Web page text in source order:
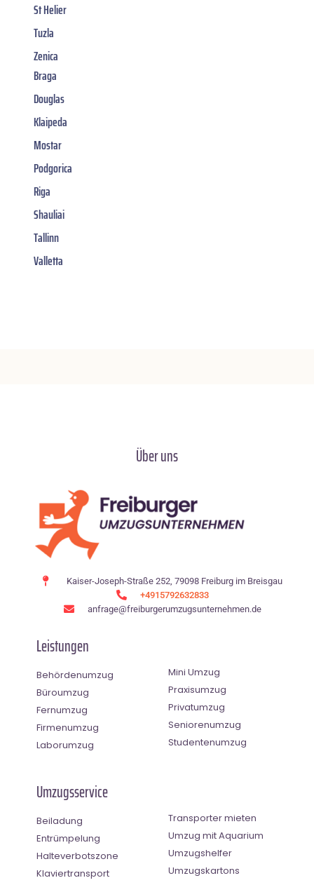
St Helier
Tuzla
Zenica
Braga
Douglas
Klaipeda
Mostar
Podgorica
Riga
Shauliai
Tallinn
Valletta
Über uns
Kaiser-Joseph-Straße 252, 79098 Freiburg im Breisgau
+4915792632833
anfrage@freiburgerumzugsunternehmen.de
Leistungen
Behördenumzug
Büroumzug
Fernumzug
Firmenumzug
Laborumzug
Mini Umzug
Praxisumzug
Privatumzug
Seniorenumzug
Studentenumzug
Umzugsservice
Beiladung
Entrümpelung
Halteverbotszone
Klaviertransport
Transporter mieten
Umzug mit Aquarium
Umzugshelfer
Umzugskartons